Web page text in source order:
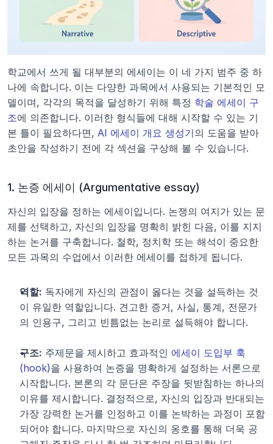
학교에서 쓰게 될 대부분의 에세이는 이 네 가지 범주 중 하
나에 속합니다. 이는 다양한 과목에서 사용되는 기본적인 모
델이며, 각각의 목적을 달성하기 위해 특정 학술 에세이 구
조에 의존합니다. 이러한 형식들에 대해 시작할 수 있는 기
본 틀이 필요하다면, AI 에세이 개요 생성기의 도움을 받아
초안을 작성하기 전에 각 섹션을 구상해 볼 수 있습니다.
1. 논증 에세이 (Argumentative essay)
자신의 입장을 정하는 에세이입니다. 논쟁의 여지가 있는 문
제를 선택하고, 자신의 입장을 명확히 밝힌 다음, 이를 지지
하는 논거를 구축합니다. 철학, 정치학 또는 해석이 중요한
모든 과목의 수업에서 이러한 에세이를 접하게 됩니다.
역할: 독자에게 자신의 관점이 옳다는 것을 설득하는 것
이 유일한 역할입니다. 견고한 증거, 사실, 통계, 전문가
의 인용구, 그리고 빈틈없는 논리로 설득해야 합니다.
구조: 주제문을 제시하고 효과적인 에세이 도입부 훅
(hook)을 사용하여 논증을 명확하게 설정하는 서론으로
시작합니다. 본론의 각 문단은 주장을 뒷받침하는 하나의
이유를 제시합니다. 결정적으로, 자신의 입장과 반대되는
가장 강력한 논거를 인정하고 이를 논박하는 과정이 포함
되어야 합니다. 마지막으로 자신의 옹호를 통해 더욱 공